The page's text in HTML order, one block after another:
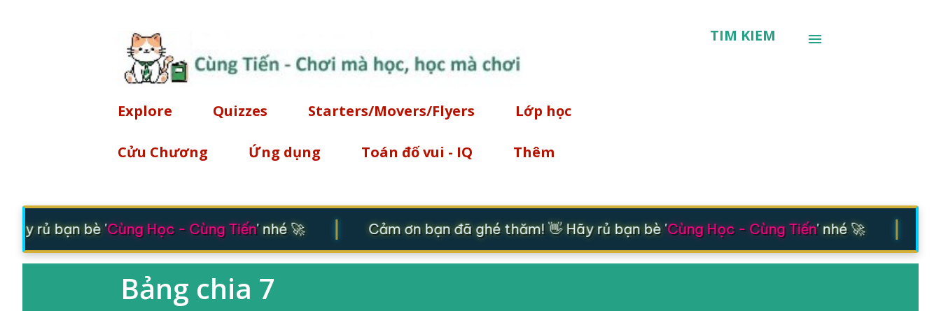
TÌM KIẾM
Explore Quizzes Starters/Movers/Flyers Lớp học
Cửu Chương Ứng dụng Toán đố vui - IQ Thêm
rủ bạn bè 'Cùng Học - Cùng Tiến' nhé 🚀 Cảm ơn bạn đã ghé thăm! 👋 Hãy rủ bạn bè 'Cùng Học - Cùng Tiến' nhé 🚀
Bảng chia 7